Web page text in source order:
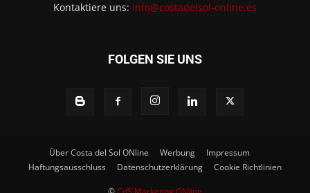
Kontaktiere uns: info@costadelsol-online.es
FOLGEN SIE UNS
Über Costa del Sol ONline Werbung
Impressum
Haftungsausschluss
Datenschutzerklärung Cookie Richtlinien